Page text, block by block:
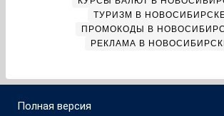
ТУРИЗМ В
ПРОМОКОДЫ В
РЕКЛАМА В
Полная версия